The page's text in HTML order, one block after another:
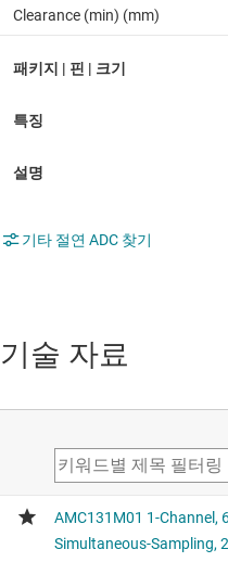
Clearance (min) (mm)
기타 절연 ADC 찾기
기술 자료